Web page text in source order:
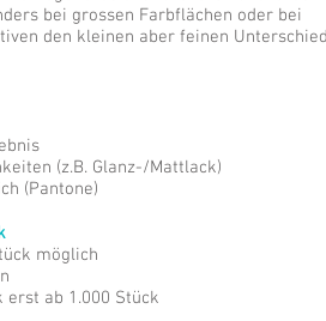
bei grossen Farbflächen oder bei
den kleinen aber feinen
(z.B. Glanz-/Mattlack)
(Pantone)
möglich
ab 1.000 Stück